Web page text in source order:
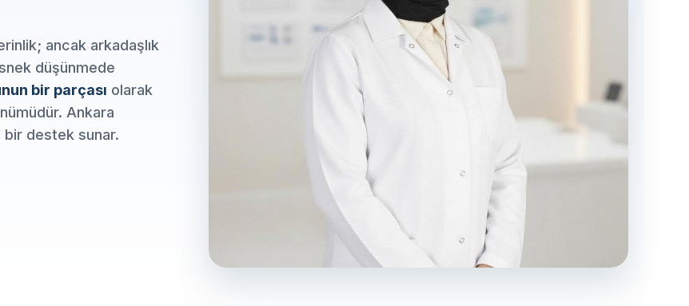
ancak arkadaşlık
düşünmede
bir parçası olarak
Ankara
bir destek sunar.